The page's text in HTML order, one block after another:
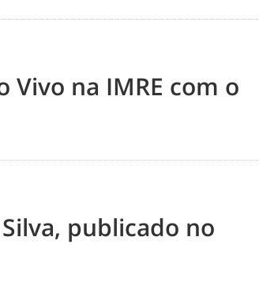
Vivo na IMRE com o
publicado no